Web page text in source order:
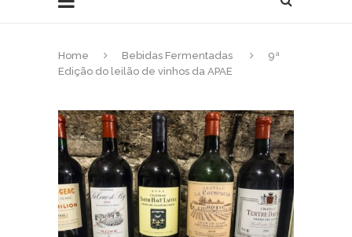
Home Bebidas Fermentadas
9ª
Edição do leilão de vinhos da APAE